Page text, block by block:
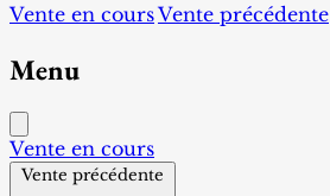
Vente en coursVente précédente
Menu
Vente en cours
Vente précédente